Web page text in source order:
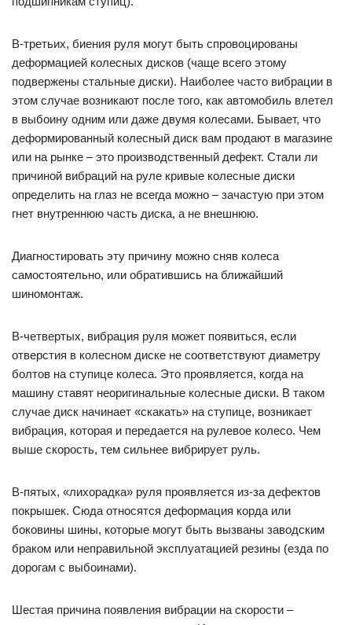
В-третьих, биения руля могут быть спровоцированы
деформацией колесных дисков (чаще всего этому
подвержены стальные диски). Наиболее часто вибрации в
этом случае возникают после того, как автомобиль влетел
в выбоину одним или даже двумя колесами. Бывает, что
деформированный колесный диск вам продают в магазине
или на рынке – это производственный дефект. Стали ли
причиной вибраций на руле кривые колесные диски
определить на глаз не всегда можно – зачастую при этом
гнет внутреннюю часть диска, а не внешнюю.
Диагностировать эту причину можно сняв колеса
самостоятельно, или обратившись на ближайший
шиномонтаж.
В-четвертых, вибрация руля может появиться, если
отверстия в колесном диске не соответствуют диаметру
болтов на ступице колеса. Это проявляется, когда на
машину ставят неоригинальные колесные диски. В таком
случае диск начинает «скакать» на ступице, возникает
вибрация, которая и передается на рулевое колесо. Чем
выше скорость, тем сильнее вибрирует руль.
В-пятых, «лихорадка» руля проявляется из-за дефектов
покрышек. Сюда относятся деформация корда или
боковины шины, которые могут быть вызваны заводским
браком или неправильной эксплуатацией резины (езда по
дорогам с выбоинами).
Шестая причина появления вибрации на скорости –